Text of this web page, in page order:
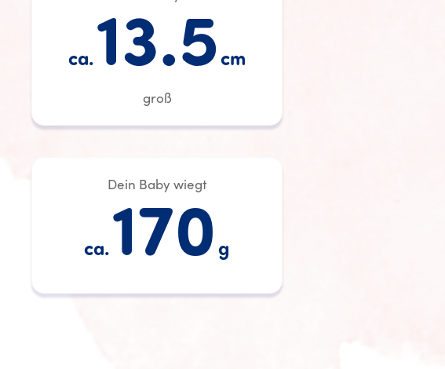
ca.
13.5
cm
groß
Dein Baby wiegt
ca.
170
g